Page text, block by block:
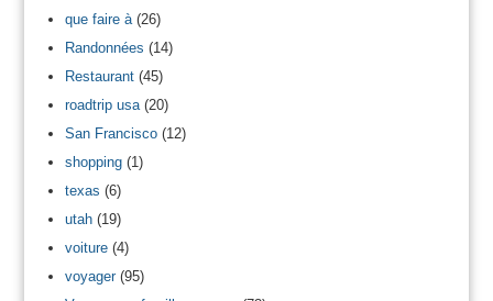
que faire à(26)
Randonnées (14)
Restaurant(45)
roadtrip usa(20)
San Francisco(12)
shopping(1)
texas (6)
utah(19)
voiture(4)
voyager(95)